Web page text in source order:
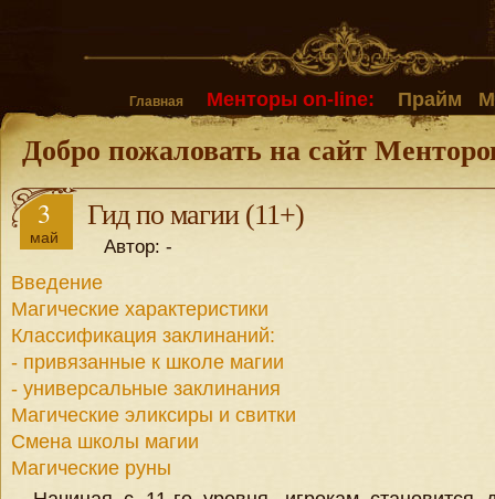
Главная Менторы on-line: Прайм
Добро пожаловать на сайт
3
май
Гид по магии (11+)
Автор: -
Введение
Магические характеристики
Классификация заклинаний:
- привязанные к школе магии
- универсальные заклинания
Магические эликсиры и свитки
Смена школы магии
Магические руны